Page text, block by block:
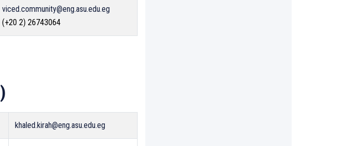
viced.community@eng.asu.edu.eg
(+20 2) 26743064
Specialized Programs (البرامج التخصصية)
khaled.kirah@eng.asu.edu.eg